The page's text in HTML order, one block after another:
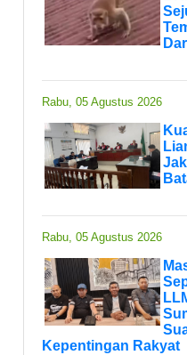
Rabu, 05 Agustus 2026
Rabu, 05 Agustus 2026
Kepentingan Rakyat